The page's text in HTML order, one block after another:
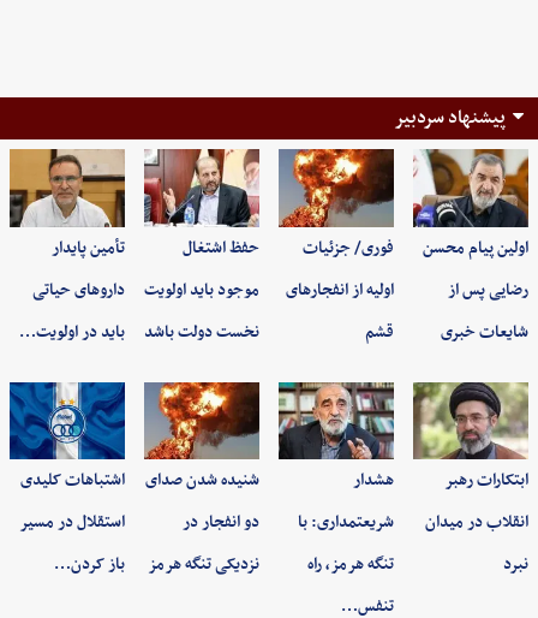
پیشنهاد سردبیر
اولین پیام محسن
رضایی پس از
شایعات خبری
فوری/ جزئیات
اولیه از انفجارهای
قشم
حفظ اشتغال
موجود باید اولویت
نخست دولت باشد
تأمین پایدار
داروهای حیاتی
باید در اولویت…
ابتکارات رهبر
انقلاب در میدان
نبرد
هشدار
شریعتمداری: با
تنگه هرمز، راه
تنفس…
شنیده شدن صدای
دو انفجار در
نزدیکی تنگه هرمز
اشتباهات کلیدی
استقلال در مسیر
باز کردن…